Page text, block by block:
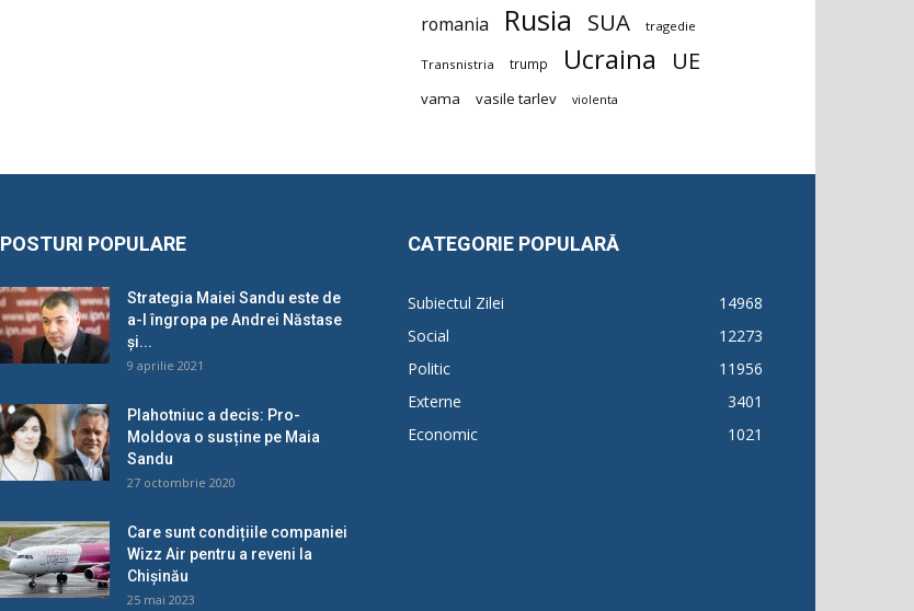
romania Rusia SUA tragedie
Transnistria trump Ucraina UE
vama vasile tarlev violenta
POSTURI POPULARE
Strategia Maiei Sandu este de
a-l îngropa pe Andrei Năstase
și...
9 aprilie 2021
Plahotniuc a decis: Pro-
Moldova o susține pe Maia
Sandu
27 octombrie 2020
Care sunt condițiile companiei
Wizz Air pentru a reveni la
Chișinău
25 mai 2023
CATEGORIE POPULARĂ
Subiectul Zilei
14968
Social
12273
Politic
11956
Externe
3401
Economic
1021